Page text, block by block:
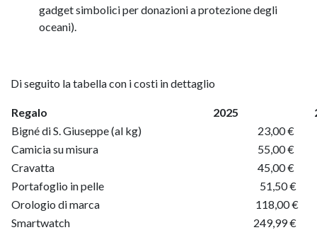
gadget simbolici per donazioni a protezione degli
oceani).
Di seguito la tabella con i costi in dettaglio
Regalo 2025
Bigné di S. Giuseppe (al kg)
23,00 €
Camicia su misura
55,00 €
Cravatta
45,00 €
Portafoglio in pelle
51,50 €
Orologio di marca
118,00 €
Smartwatch
249,99 €